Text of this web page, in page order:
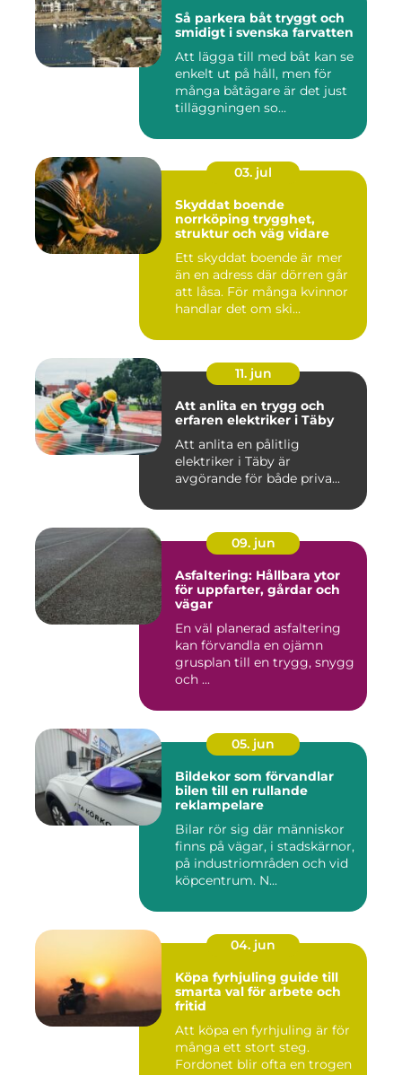
Så parkera båt tryggt och
smidigt i svenska farvatten
Att lägga till med båt kan se
enkelt ut på håll, men för
många båtägare är det just
tilläggningen so...
03. jul
Skyddat boende
norrköping trygghet,
struktur och väg vidare
Ett skyddat boende är mer
än en adress där dörren går
att låsa. För många kvinnor
handlar det om ski...
11. jun
Att anlita en trygg och
erfaren elektriker i Täby
Att anlita en pålitlig
elektriker i Täby är
avgörande för både priva...
09. jun
Asfaltering: Hållbara ytor
för uppfarter, gårdar och
vägar
En väl planerad asfaltering
kan förvandla en ojämn
grusplan till en trygg, snygg
och ...
05. jun
Bildekor som förvandlar
bilen till en rullande
reklampelare
Bilar rör sig där människor
finns på vägar, i stadskärnor,
på industriområden och vid
köpcentrum. N...
04. jun
Köpa fyrhjuling guide till
smarta val för arbete och
fritid
Att köpa en fyrhjuling är för
många ett stort steg.
Fordonet blir ofta en trogen